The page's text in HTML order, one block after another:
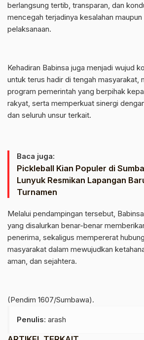
berlangsung tertib, transparan, dan
mencegah terjadinya kesalahan
pelaksanaan.
‎Kehadiran Babinsa juga menjadi wujud
untuk terus hadir di tengah masyarakat,
program pemerintah yang berpihak
rakyat, serta memperkuat sinergi
dan seluruh unsur terkait.
Baca juga:
Pickleball Kian Populer di
Lunyuk Resmikan Lapangan
Turnamen
‎Melalui pendampingan tersebut,
yang disalurkan benar-benar
penerima, sekaligus mempererat
masyarakat dalam mewujudkan
aman, dan sejahtera.
‎(Pendim 1607/Sumbawa).
Penulis: arash